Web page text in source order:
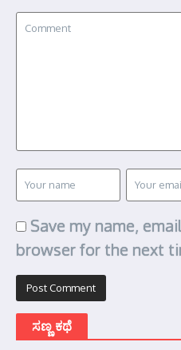
Save my name,
browser for the next
ಸಣ್ಣ ಕಥೆ